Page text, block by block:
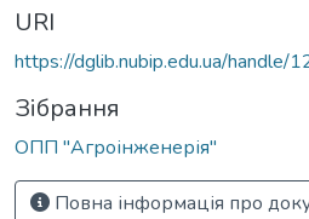
URI
https://dglib.nubip.edu.ua/
Зібрання
ОПП "Агроінженерія"
Повна інформація про